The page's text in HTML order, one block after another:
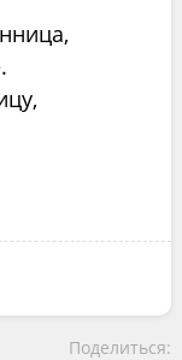
Поделиться: